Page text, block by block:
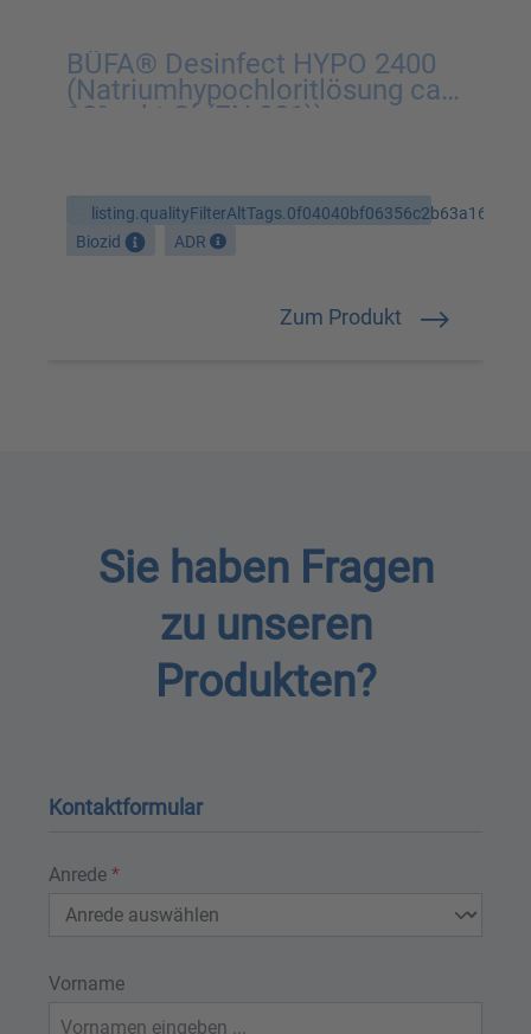
Tech
BÜFA® Desinfect HYPO 2400
(Natriumhypochloritlösung ca.
12% akt.Cl (EN 901))
Biozid ADR
Zum Produkt
Sie haben Fragen
zu unseren
Produkten?
Kontaktformular
Anrede *
Vorname